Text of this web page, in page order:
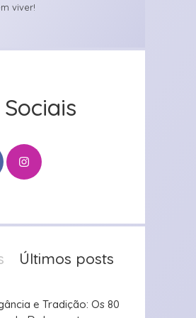
viver!
Últimos posts
e Tradição: Os 80
e Tradição: Os 80